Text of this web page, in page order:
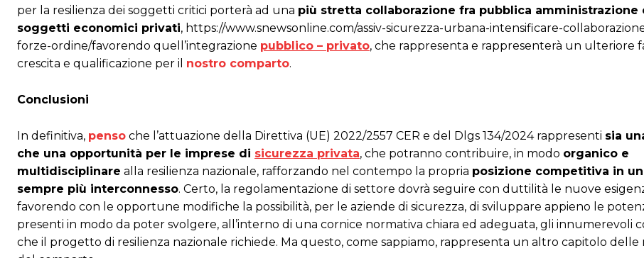
per la resilienza dei soggetti critici porterà ad una più stretta collaborazione fra pubblica amministrazione
soggetti economici privati, https://www.snewsonline.com/assiv-sicurezza-urbana-intensificare-
forze-ordine/favorendo quell’integrazione pubblico – privato, che rappresenta e rappresenterà un ulteriore
crescita e qualificazione per il nostro comparto.
Conclusioni
In definitiva, penso che l’attuazione della Direttiva (UE) 2022/2557 CER e del Dlgs 134/2024 rappresenti sia
che una opportunità per le imprese di sicurezza privata, che potranno contribuire, in modo organico e
multidisciplinare alla resilienza nazionale, rafforzando nel contempo la propria posizione competitiva in
sempre più interconnesso. Certo, la regolamentazione di settore dovrà seguire con duttilità le nuove
favorendo con le opportune modifiche la possibilità, per le aziende di sicurezza, di sviluppare appieno le
presenti in modo da poter svolgere, all’interno di una cornice normativa chiara ed adeguata, gli innumerevoli
che il progetto di resilienza nazionale richiede. Ma questo, come sappiamo, rappresenta un altro capitolo delle